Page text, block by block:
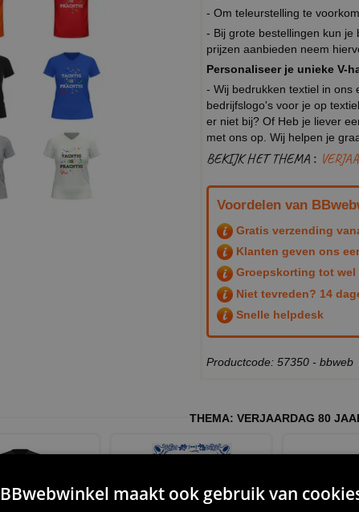
- Om teleurstelling te
- Bij grote bestellingen kun je
prijzen aanbieden neem
Personaliseer je unieke V-
- Wij bedrukken textiel in ons
bedrijfslogo's voor je op
er niet bij? Of Heb je liever
met ons op. Wij helpen je
BEKIJK HET THEMA :
Voordelen van
Gratis verzending
Klanten geven ons
Groepskorting tot wel
Niet tevreden? 14
Snelle helpdesk
Productcode: 57350 - bbweb
THEMA: VERJAARDAG 80
BBwebwinkel maakt ook gebruik van